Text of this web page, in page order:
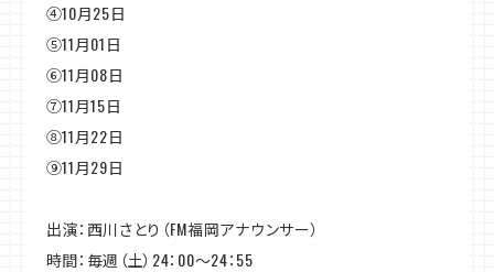
④10月25日
⑤11月01日
⑥11月08日
⑦11月15日
⑧11月22日
⑨11月29日
出演：西川さとり（FM福岡アナウンサー）
時間：毎週（土）24：00～24：55